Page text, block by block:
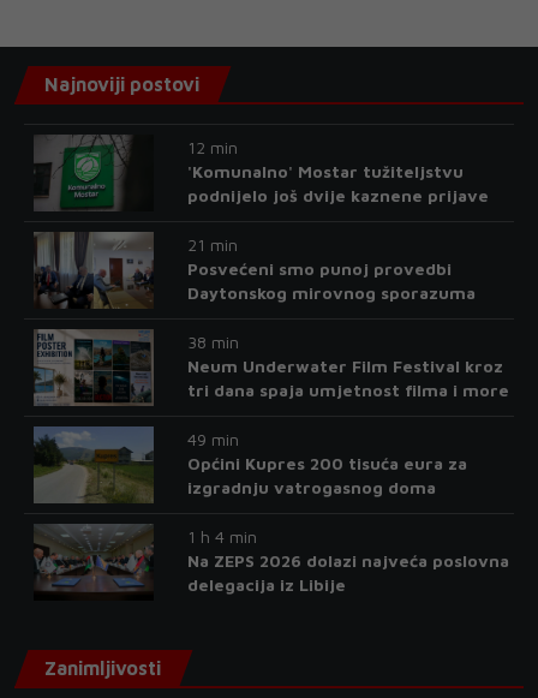
Najnoviji postovi
12 min
'Komunalno' Mostar tužiteljstvu
podnijelo još dvije kaznene prijave
21 min
Posvećeni smo punoj provedbi
Daytonskog mirovnog sporazuma
38 min
Neum Underwater Film Festival kroz
tri dana spaja umjetnost filma i more
49 min
Općini Kupres 200 tisuća eura za
izgradnju vatrogasnog doma
1 h 4 min
Na ZEPS 2026 dolazi najveća poslovna
delegacija iz Libije
Zanimljivosti